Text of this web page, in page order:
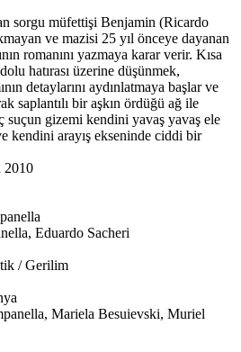
sorgu müfettişi Benjamin (Ricardo
ve mazisi 25 yıl önceye dayanan
romanını yazmaya karar verir. Kısa
hatırası üzerine düşünmek,
detaylarını aydınlatmaya başlar ve
saplantılı bir aşkın ördüğü ağ ile
suçun gizemi kendini yavaş yavaş ele
kendini arayış ekseninde ciddi bir
2010
Eduardo Sacheri
/ Gerilim
Mariela Besuievski, Muriel